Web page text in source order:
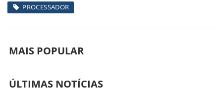
PROCESSADOR
MAIS POPULAR
ÚLTIMAS NOTÍCIAS